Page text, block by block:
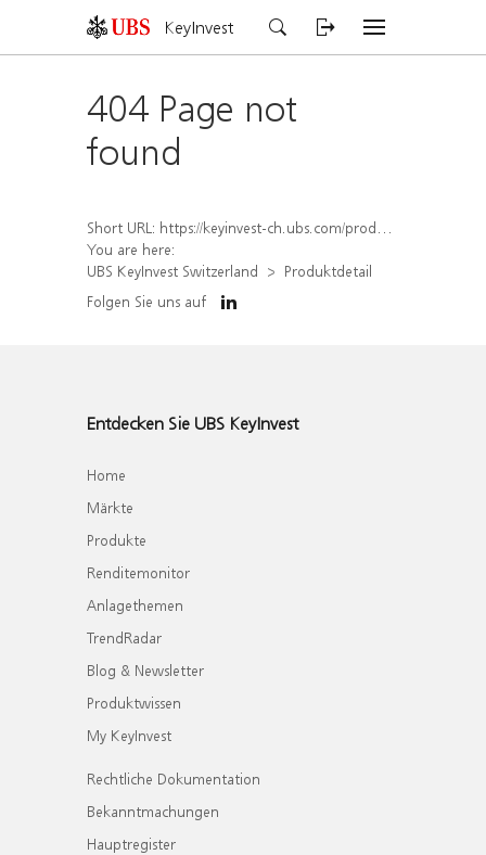
KeyInvest
404 Page not
found
Short URL: https://keyinvest-ch.ubs.com/produkt/detail/index/isin/CH1575338483
You are here:
UBS KeyInvest Switzerland
Produktdetail
Folgen Sie uns auf
Entdecken Sie UBS KeyInvest
Home
Märkte
Produkte
Renditemonitor
Anlagethemen
TrendRadar
Blog & Newsletter
Produktwissen
My KeyInvest
Rechtliche Dokumentation
Bekanntmachungen
Hauptregister